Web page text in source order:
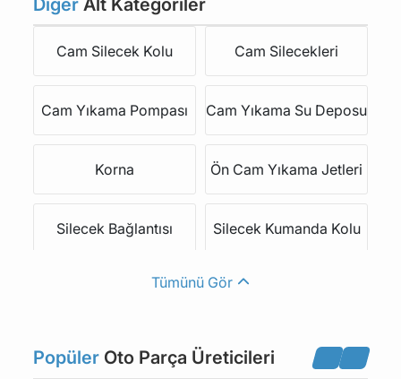
VOLVO
PIAGGIO
WARTBURG TRABANT
Diğer Alt Kategoriler
Cam Silecek Kolu Cam Silecekleri
Cam Yıkama Pompası Cam Yıkama Su Deposu
Korna Ön Cam Yıkama Jetleri
Silecek Bağlantısı Silecek Kumanda Kolu
Silecek Lastiği Silecek Motoru
Silecek Suyu Depo
Kapağı
Yağmur Sensörü
Tümünü Gör
Popüler Oto Parça Üreticileri